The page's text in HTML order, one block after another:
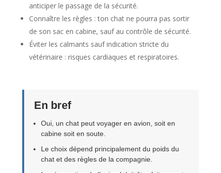
anticiper le passage de la sécurité.
Connaître les règles : ton chat ne pourra pas sortir
de son sac en cabine, sauf au contrôle de sécurité.
Éviter les calmants sauf indication stricte du
vétérinaire : risques cardiaques et respiratoires.
En bref
Oui, un chat peut voyager en avion, soit en
cabine soit en soute.
Le choix dépend principalement du poids du
chat et des règles de la compagnie.